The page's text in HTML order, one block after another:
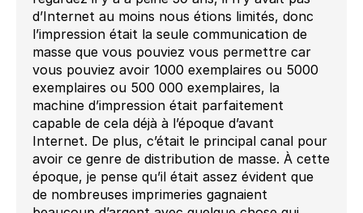
d’Internet au moins nous étions limités, donc
l’impression était la seule communication de
masse que vous pouviez vous permettre car
vous pouviez avoir 1000 exemplaires ou 5000
exemplaires ou 500 000 exemplaires, la
machine d’impression était parfaitement
capable de cela déjà à l’époque d’avant
Internet. De plus, c’était le principal canal pour
avoir ce genre de distribution de masse. À cette
époque, je pense qu’il était assez évident que
de nombreuses imprimeries gagnaient